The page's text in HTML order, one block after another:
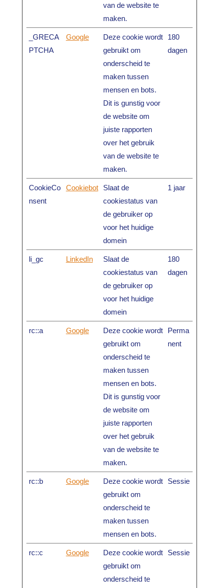
van de website te
maken.
_GRECA
PTCHA
Google
Deze cookie wordt
gebruikt om
onderscheid te
maken tussen
mensen en bots.
Dit is gunstig voor
de website om
juiste rapporten
over het gebruik
van de website te
maken.
180
dagen
CookieCo
nsent
Cookiebot
Slaat de
cookiestatus van
de gebruiker op
voor het huidige
domein
1 jaar
li_gc LinkedIn
Slaat de
cookiestatus van
de gebruiker op
voor het huidige
domein
180
dagen
rc::a Google
Deze cookie wordt
gebruikt om
onderscheid te
maken tussen
mensen en bots.
Dit is gunstig voor
de website om
juiste rapporten
over het gebruik
van de website te
maken.
Perma
nent
rc::b Google
Deze cookie wordt
gebruikt om
onderscheid te
maken tussen
mensen en bots.
Sessie
rc::c Google
Deze cookie wordt
gebruikt om
onderscheid te
Sessie